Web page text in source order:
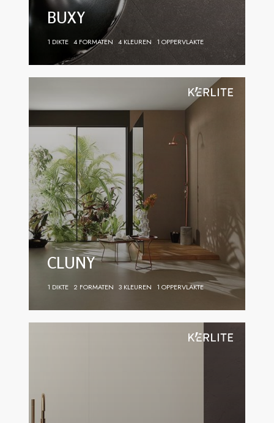
BUXY
1 DIKTE 4 FORMATEN 4 KLEUREN 1 OPPERVLAKTE
CLUNY
1 DIKTE 2 FORMATEN 3 KLEUREN 1 OPPERVLAKTE